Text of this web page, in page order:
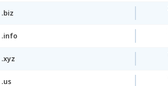
.biz
.info
.xyz
.us